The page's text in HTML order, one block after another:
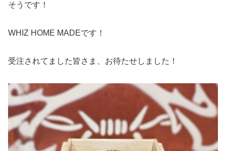
そうです！
WHIZ HOME MADEです！
受注されてました皆さま、お待たせしました！